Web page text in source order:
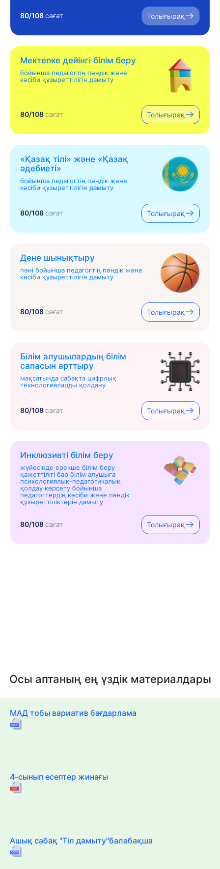
80/108сағат Толығырақ
Мектепке дейінгі білім беру
бойынша педагогтің пәндік және
кәсіби құзыреттілігін дамыту
80/108сағат Толығырақ
«Қазақ тілі» жəне «Қазақ
əдебиеті»
бойынша педагогтің пәндік және
кәсіби құзыреттілігін дамыту
80/108сағат Толығырақ
Дене шынықтыру
пәні бойынша педагогтің пәндік және
кәсіби құзыреттілігін дамыту
80/108сағат Толығырақ
Білім алушылардың білім
сапасын арттыру
мақсатында сабақта цифрлық
технологияларды қолдану
80/108сағат Толығырақ
Инклюзивті білім беру
жүйесінде ерекше білім беру
қажеттілігі бар білім алушыға
психологиялық-педагогикалық
қолдау көрсету бойынша
педагогтердің кәсіби және пәндік
құзыреттіліктерін дамыту
80/108сағат Толығырақ
Осы аптаның ең үздік материалдары
МАД тобы вариатив бағдарлама
4-сынып есептер жинағы
Ашық сабақ "Тіл дамыту"балабақша